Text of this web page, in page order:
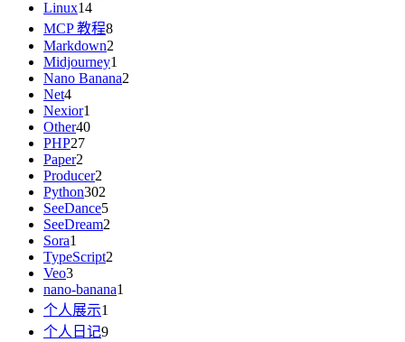
Linux14
MCP 教程8
Markdown2
Midjourney1
Nano Banana2
Net4
Nexior1
Other40
PHP27
Paper2
Producer2
Python302
SeeDance5
SeeDream2
Sora1
TypeScript2
Veo3
nano-banana1
个人展示1
个人日记9